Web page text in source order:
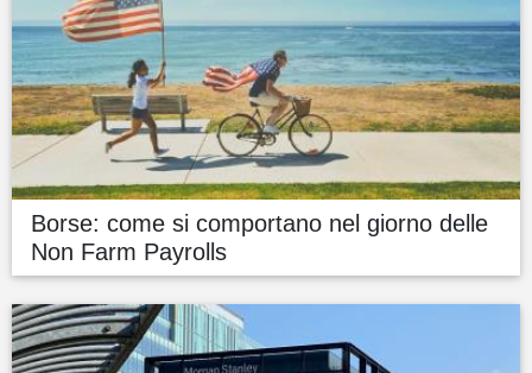
Borse: come si comportano nel giorno delle
Non Farm Payrolls